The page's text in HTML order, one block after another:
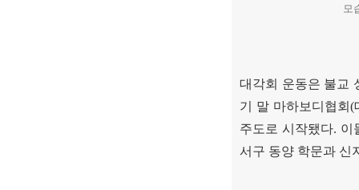
모
대각회 운동은 불교
기 말 마하보디협회(
주도로 시작됐다. 이
서구 동양 학문과 신